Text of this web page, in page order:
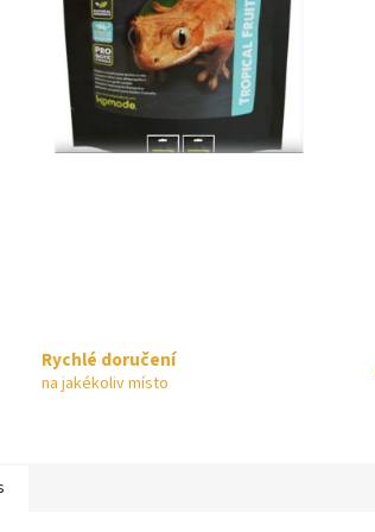
Rychlé doručení
na jakékoliv místo